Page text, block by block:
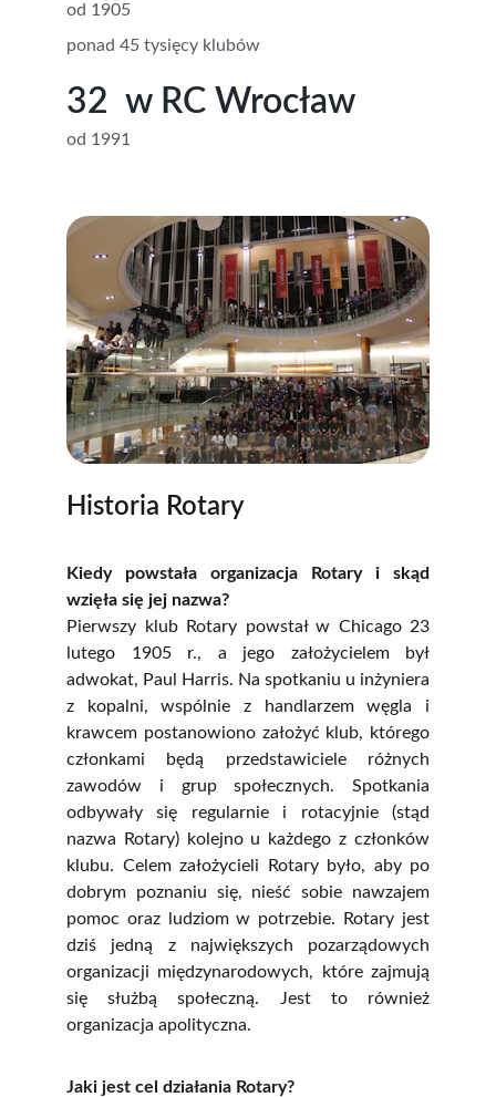
32  w RC Wrocław
od 1991
od 1905
ponad 45 tysięcy klubów
Historia Rotary
Kiedy powstała organizacja Rotary i skąd
wzięła się jej nazwa?
Pierwszy klub Rotary powstał w Chicago 23
lutego 1905 r., a jego założycielem był
adwokat, Paul Harris. Na spotkaniu u inżyniera
z kopalni, wspólnie z handlarzem węgla i
krawcem postanowiono założyć klub, którego
członkami będą przedstawiciele różnych
zawodów i grup społecznych. Spotkania
odbywały się regularnie i rotacyjnie (stąd
nazwa Rotary) kolejno u każdego z członków
klubu. Celem założycieli Rotary było, aby po
dobrym poznaniu się, nieść sobie nawzajem
pomoc oraz ludziom w potrzebie. Rotary jest
dziś jedną z największych pozarządowych
organizacji międzynarodowych, które zajmują
się służbą społeczną. Jest to również
organizacja apolityczna.
Jaki jest cel działania Rotary?